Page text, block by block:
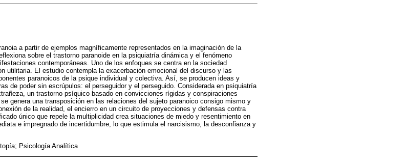
a partir de ejemplos magníficamente representados en la imaginación de la
sobre el trastorno paranoide en la psiquiatría dinámica y el fenómeno
contemporáneas. Uno de los enfoques se centra en la sociedad
utilitaria. El estudio contempla la exacerbación emocional del discurso y las
paranoicos de la psique individual y colectiva. Así, se producen ideas y
de poder sin escrúpulos: el perseguidor y el perseguido. Considerada en psiquiatría
un trastorno psíquico basado en convicciones rígidas y conspiraciones
genera una transposición en las relaciones del sujeto paranoico consigo mismo y
de la realidad, el encierro en un circuito de proyecciones y defensas contra
único que repele la multiplicidad crea situaciones de miedo y resentimiento en
e impregnado de incertidumbre, lo que estimula el narcisismo, la desconfianza y
Psicología Analítica